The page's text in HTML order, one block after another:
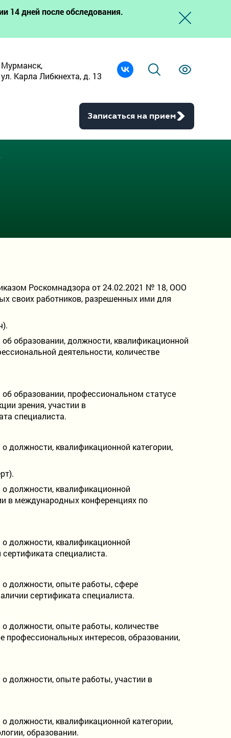
14 дней после обследования.
Мурманск,
ул. Карла Либкнехта, д. 13
Записаться на прием
Роскомнадзора от 24.02.2021 № 18, ООО
своих работников, разрешенных ими для
образовании, должности, квалификационной
деятельности, количестве
образовании, профессиональном статусе
зрения, участии в
специалиста.
должности, квалификационной категории,
должности, квалификационной
в международных конференциях по
должности, квалификационной
специалиста.
должности, опыте работы, сфере
сертификата специалиста.
должности, опыте работы, количестве
профессиональных интересов, образовании,
должности, опыте работы, участии в
должности, квалификационной категории,
образовании.